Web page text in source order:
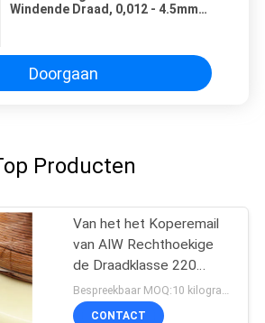
Windende Draad, 0,012 - 4.5mm
Doorgaan
Producten
Van het het Koperemail
van AIW Rechthoekige
de Draadklasse 220
2.0*1.0mm
Bespreekbaar MOQ:10 kilogram/Kilogram
CONTACT